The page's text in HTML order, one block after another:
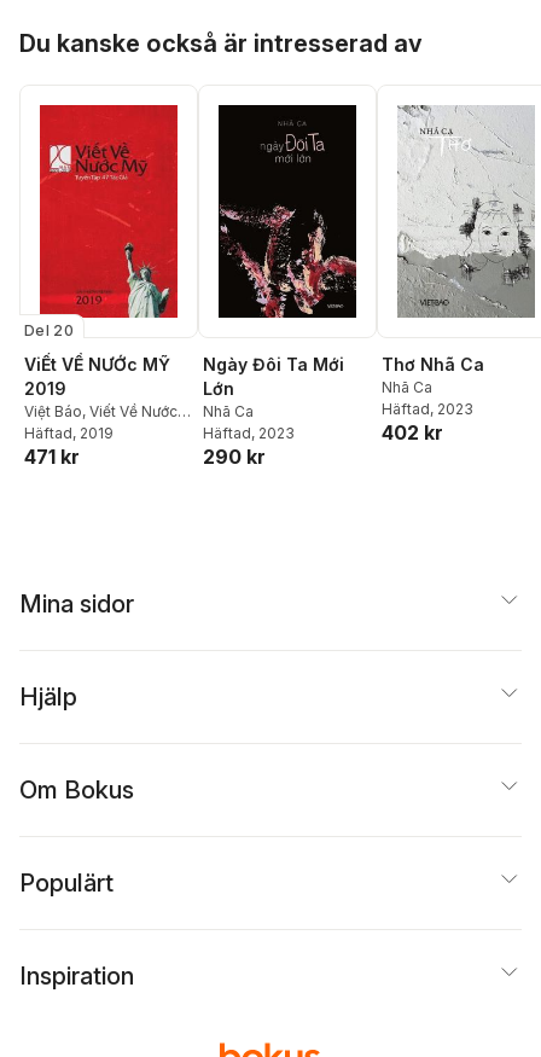
Du kanske också är intresserad av
Del 20
ViẾt VỀ NƯỚc MỸ
2019
Việt Báo, Viết Về Nước
Mỹ
Häftad, 2019
471 kr
Ngày Đôi Ta Mới
Lớn
Nhã Ca
Häftad, 2023
290 kr
Thơ Nhã Ca
Nhã Ca
Häftad, 2023
402 kr
Mina sidor
Hjälp
Om Bokus
Populärt
Inspiration